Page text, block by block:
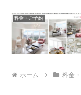
料金・ご予約
ホーム 料金